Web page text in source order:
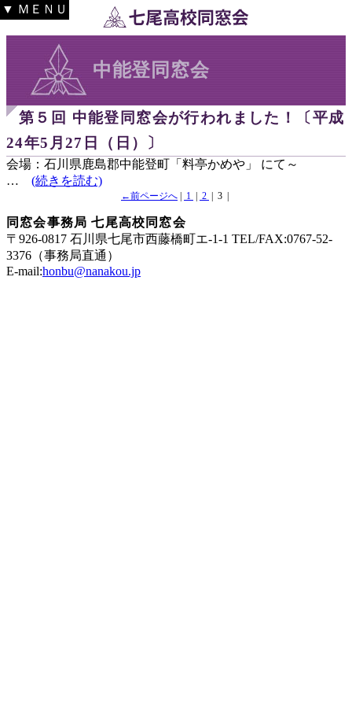
▼ ＭＥＮＵ
中能登同窓会
第５回 中能登同窓会が行われました！〔平成
24年5月27日（日）〕
会場：石川県鹿島郡中能登町「料亭かめや」 にて～
… (続きを読む)
←前ページへ 1 2 | 3 |
同窓会事務局 七尾高校同窓会
〒926-0817 石川県七尾市西藤橋町エ-1-1 TEL/FAX:0767-52-
3376（事務局直通）
E-mail:honbu@nanakou.jp